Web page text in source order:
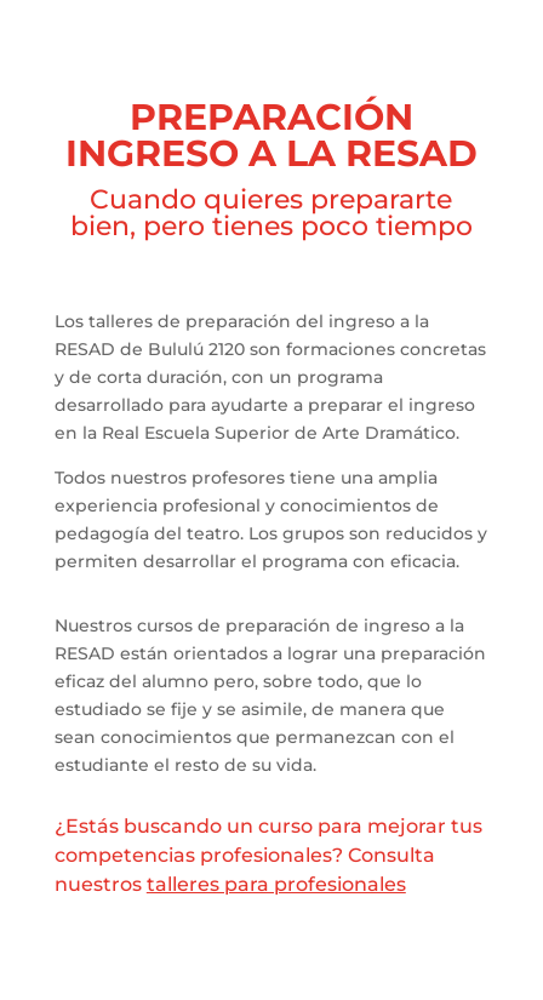
PREPARACIÓN
INGRESO A LA RESAD
Cuando quieres prepararte
bien, pero tienes poco tiempo
Los talleres de preparación del ingreso a la
RESAD de Bululú 2120 son formaciones concretas
y de corta duración, con un programa
desarrollado para ayudarte a preparar el ingreso
en la Real Escuela Superior de Arte Dramático.
Todos nuestros profesores tiene una amplia
experiencia profesional y conocimientos de
pedagogía del teatro. Los grupos son reducidos y
permiten desarrollar el programa con eficacia.
Nuestros cursos de preparación de ingreso a la
RESAD están orientados a lograr una preparación
eficaz del alumno pero, sobre todo, que lo
estudiado se fije y se asimile, de manera que
sean conocimientos que permanezcan con el
estudiante el resto de su vida.
¿Estás buscando un curso para mejorar tus
competencias profesionales? Consulta
nuestros talleres para profesionales